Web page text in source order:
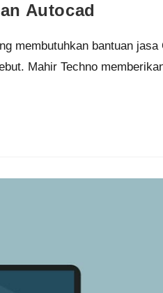
Autocad
membutuhkan bantuan
Mahir Techno